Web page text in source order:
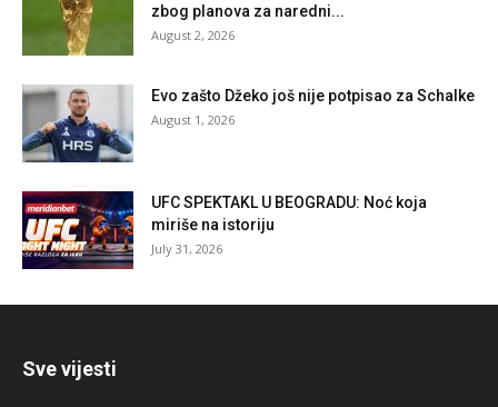
zbog planova za naredni...
August 2, 2026
Evo zašto Džeko još nije potpisao za Schalke
August 1, 2026
UFC SPEKTAKL U BEOGRADU: Noć koja
miriše na istoriju
July 31, 2026
Sve vijesti